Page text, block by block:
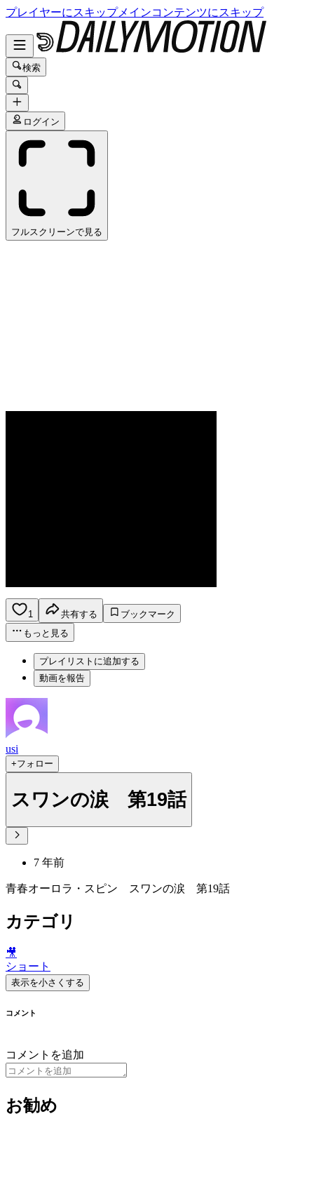
プレイヤーにスキップメインコンテンツにスキップ
検索
ログイン
フルスクリーンで見る
1 共有する
ブックマーク
もっと見る
プレイリストに追加する
動画を報告
usi
+フォロー
スワンの涙 第19話
7 年前
青春オーロラ・スピン スワンの涙 第19話
カテゴリ
🎥
ショート
表示を小さくする
コメント
コメントを追加
お勧め